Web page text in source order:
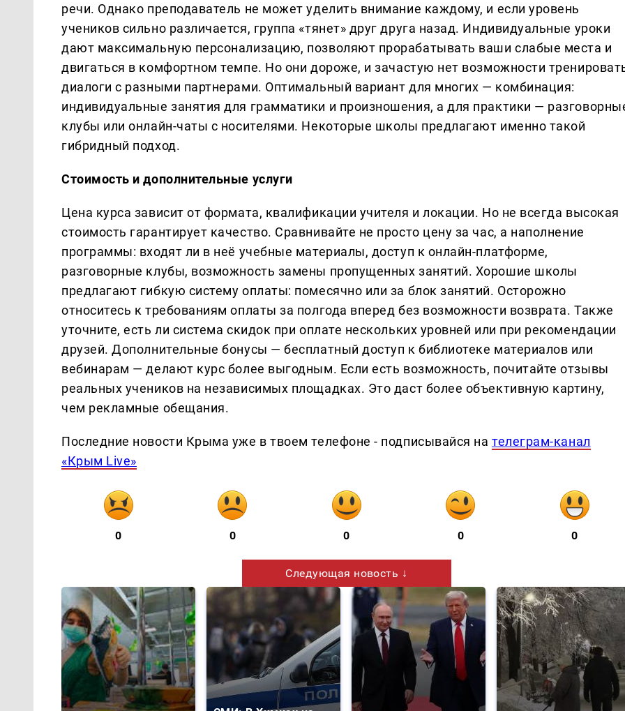
речи. Однако преподаватель не может уделить внимание каждому, и если уровень
учеников сильно различается, группа «тянет» друг друга назад. Индивидуальные уроки
дают максимальную персонализацию, позволяют прорабатывать ваши слабые места и
двигаться в комфортном темпе. Но они дороже, и зачастую нет возможности
диалоги с разными партнерами. Оптимальный вариант для многих — комбинация:
индивидуальные занятия для грамматики и произношения, а для практики —
клубы или онлайн-чаты с носителями. Некоторые школы предлагают именно такой
гибридный подход.
Стоимость и дополнительные услуги
Цена курса зависит от формата, квалификации учителя и локации. Но не всегда высокая
стоимость гарантирует качество. Сравнивайте не просто цену за час, а наполнение
программы: входят ли в неё учебные материалы, доступ к онлайн-платформе,
разговорные клубы, возможность замены пропущенных занятий. Хорошие школы
предлагают гибкую систему оплаты: помесячно или за блок занятий. Осторожно
относитесь к требованиям оплаты за полгода вперед без возможности возврата. Также
уточните, есть ли система скидок при оплате нескольких уровней или при рекомендации
друзей. Дополнительные бонусы — бесплатный доступ к библиотеке материалов или
вебинарам — делают курс более выгодным. Если есть возможность, почитайте отзывы
реальных учеников на независимых площадках. Это даст более объективную картину,
чем рекламные обещания.
Последние новости Крыма уже в твоем телефоне - подписывайся нателеграм-канал
«Крым Live»
0 0 0 0 0
Следующая новость ↓